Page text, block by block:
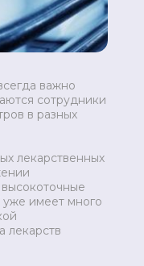
важно
сотрудники
в разных
лекарственных
уже имеет много
лекарств